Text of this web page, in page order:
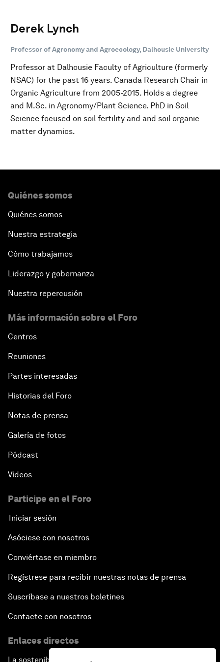
Derek Lynch
Professor of Agronomy and Agroecology, Dalhousie University
Professor at Dalhousie Faculty of Agriculture (formerly
NSAC) for the past 16 years. Canada Research Chair in
Organic Agriculture from 2005-2015. Holds a degree
and M.Sc. in Agronomy/Plant Science. PhD in Soil
Science focused on soil fertility and and soil organic
matter dynamics.
Quiénes somos
Quiénes somos
Nuestra estrategia
Cómo trabajamos
Liderazgo y gobernanza
Nuestra repercusión
Más información sobre el Foro
Centros
Reuniones
Partes interesadas
Historias del Foro
Notas de prensa
Galería de fotos
Pódcast
Vídeos
Participe en el Foro
Iniciar sesión
Asóciese con nosotros
Conviértase en miembro
Regístrese para recibir nuestras notas de prensa
Suscríbase a nuestros boletines
Contacte con nosotros
Enlaces directos
La sostenibilidad en el Foro